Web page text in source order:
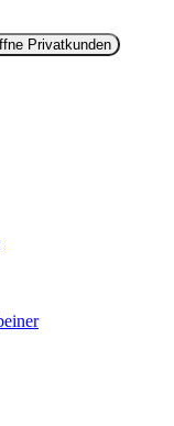
Privatkunden